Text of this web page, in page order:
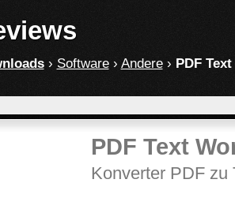
› Software› Andere› PDF
PDF Text
Konverter PDF zu